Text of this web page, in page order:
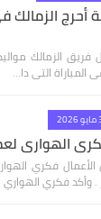
التى دا…
الهواري
فكري
. وأكد فكري